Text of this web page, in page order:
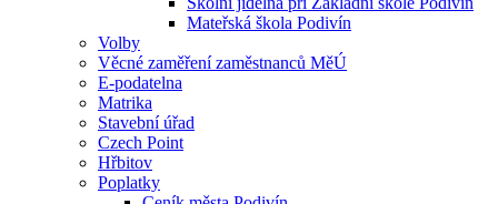
Mateřská škola Podivín
Volby
Věcné zaměření zaměstnanců MěÚ
E-podatelna
Matrika
Stavební úřad
Czech Point
Hřbitov
Poplatky